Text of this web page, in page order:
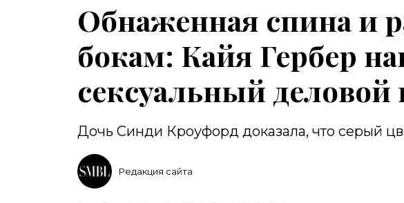
Обнаженная спина и
бокам: Кайя Гербер
сексуальный
Дочь Синди Кроуфорд доказала, что серый
Редакция сайта